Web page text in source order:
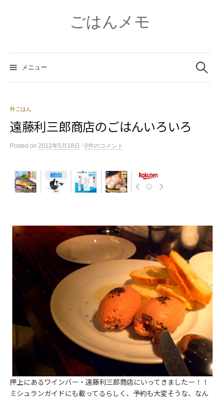
ス
キ
プ
ごはんメモ
メニュー
索:
外ごはん
遠藤利三郎商店のごはんいろいろ
Posted on 2012年5月18日 / 0件のコメント
押上にあるワインバー・遠藤利三郎商店にいってきましたー！！
ミシュランガイドにも載ってるらしく、予約も大変そうな、なん